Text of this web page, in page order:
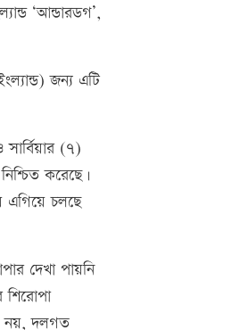
‘আন্ডারডগ’,
জন্য এটি
(৭)
করেছে।
এগিয়ে চলছে
দেখা পায়নি
শিরোপা
নয়, দলগত